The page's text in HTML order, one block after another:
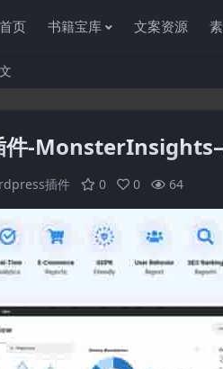
首页 书籍宝库 文案资源
件-
插件 0 0 64